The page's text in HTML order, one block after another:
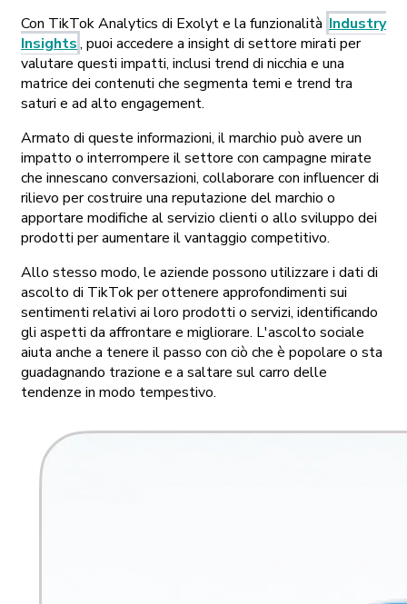
Con TikTok Analytics di Exolyt e la funzionalità Industry
Insights, puoi accedere a insight di settore mirati per
valutare questi impatti, inclusi trend di nicchia e una
matrice dei contenuti che segmenta temi e trend tra
saturi e ad alto engagement.
Armato di queste informazioni, il marchio può avere un
impatto o interrompere il settore con campagne mirate
che innescano conversazioni, collaborare con influencer di
rilievo per costruire una reputazione del marchio o
apportare modifiche al servizio clienti o allo sviluppo dei
prodotti per aumentare il vantaggio competitivo.
Allo stesso modo, le aziende possono utilizzare i dati di
ascolto di TikTok per ottenere approfondimenti sui
sentimenti relativi ai loro prodotti o servizi, identificando
gli aspetti da affrontare e migliorare. L'ascolto sociale
aiuta anche a tenere il passo con ciò che è popolare o sta
guadagnando trazione e a saltare sul carro delle
tendenze in modo tempestivo.